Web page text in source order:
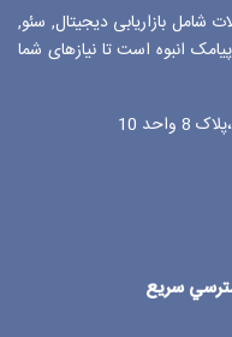
بازاریابی دیجیتال, سئو,
انبوه است تا نیازهای شما
10
سريع